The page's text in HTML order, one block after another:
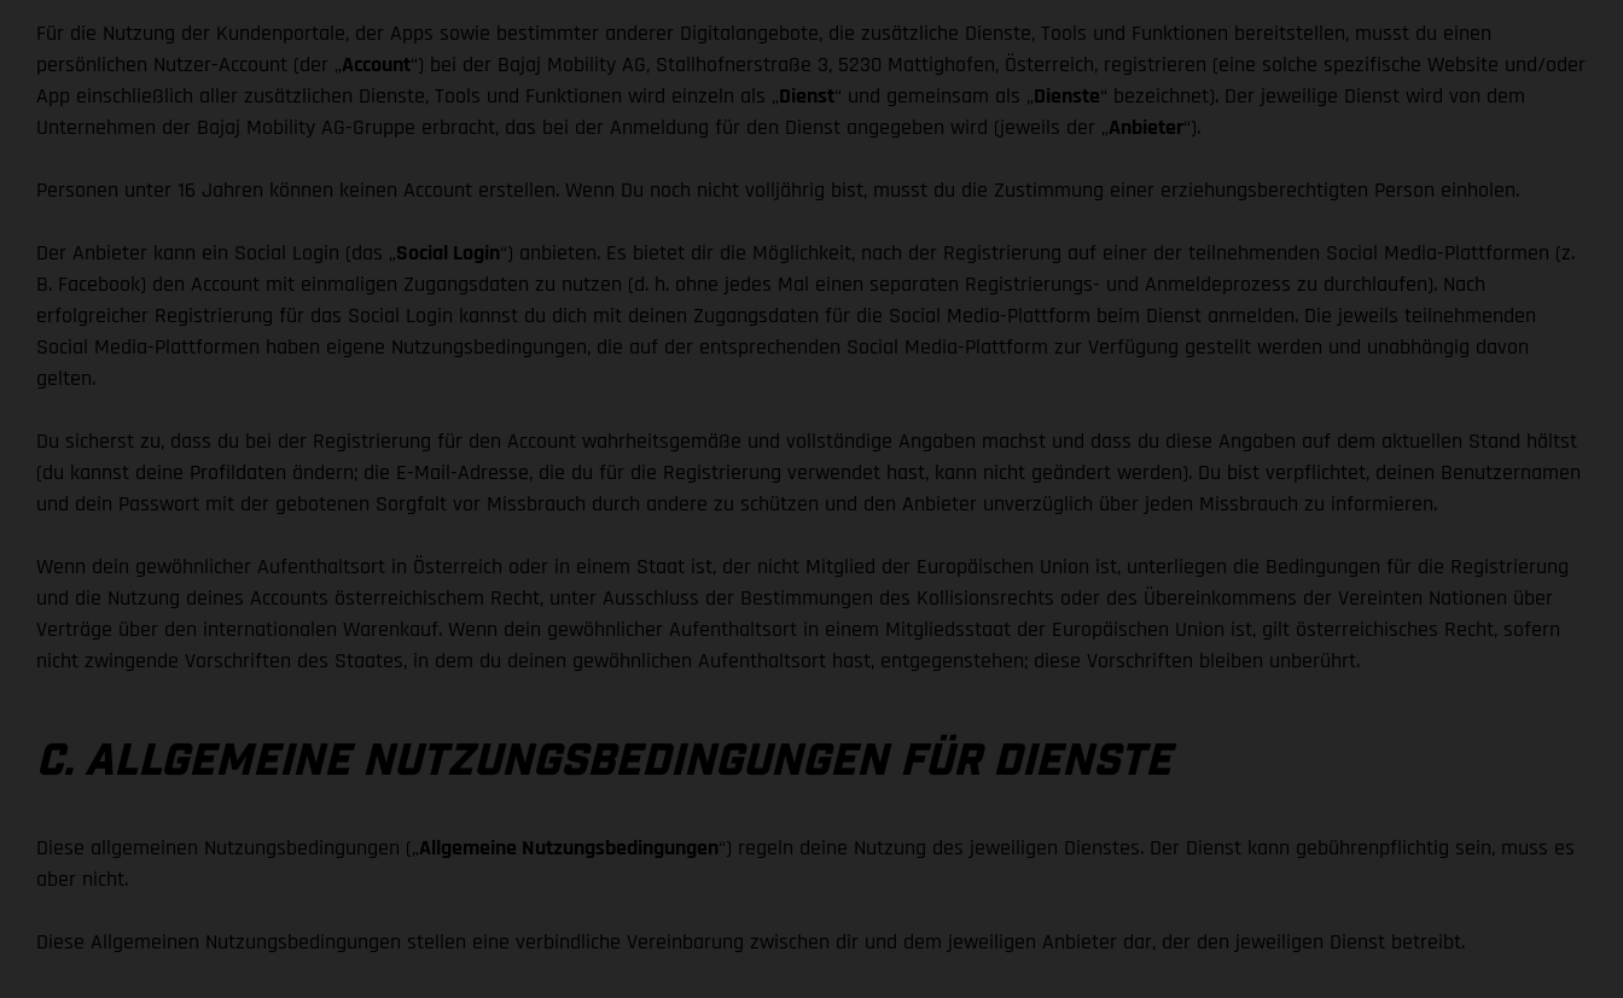
Für die Nutzung der Kundenportale, der Apps sowie bestimmter anderer Digitalangebote, die zusätzliche Dienste, Tools und Funktionen bereitstellen, musst du einen
persönlichen Nutzer-Account (der „Account“) bei der Bajaj Mobility AG, Stallhofnerstraße 3, 5230 Mattighofen, Österreich, registrieren (eine solche spezifische Website und/oder
App einschließlich aller zusätzlichen Dienste, Tools und Funktionen wird einzeln als „Dienst“ und gemeinsam als „Dienste“ bezeichnet). Der jeweilige Dienst wird von dem
Unternehmen der Bajaj Mobility AG-Gruppe erbracht, das bei der Anmeldung für den Dienst angegeben wird (jeweils der „Anbieter“).
Personen unter 16 Jahren können keinen Account erstellen. Wenn Du noch nicht volljährig bist, musst du die Zustimmung einer erziehungsberechtigten Person einholen.
Der Anbieter kann ein Social Login (das „Social Login“) anbieten. Es bietet dir die Möglichkeit, nach der Registrierung auf einer der teilnehmenden Social Media-Plattformen (z.
B. Facebook) den Account mit einmaligen Zugangsdaten zu nutzen (d. h. ohne jedes Mal einen separaten Registrierungs- und Anmeldeprozess zu durchlaufen). Nach
erfolgreicher Registrierung für das Social Login kannst du dich mit deinen Zugangsdaten für die Social Media-Plattform beim Dienst anmelden. Die jeweils teilnehmenden
Social Media-Plattformen haben eigene Nutzungsbedingungen, die auf der entsprechenden Social Media-Plattform zur Verfügung gestellt werden und unabhängig davon
gelten.
Du sicherst zu, dass du bei der Registrierung für den Account wahrheitsgemäße und vollständige Angaben machst und dass du diese Angaben auf dem aktuellen Stand hältst
(du kannst deine Profildaten ändern; die E-Mail-Adresse, die du für die Registrierung verwendet hast, kann nicht geändert werden). Du bist verpflichtet, deinen Benutzernamen
und dein Passwort mit der gebotenen Sorgfalt vor Missbrauch durch andere zu schützen und den Anbieter unverzüglich über jeden Missbrauch zu informieren.
Wenn dein gewöhnlicher Aufenthaltsort in Österreich oder in einem Staat ist, der nicht Mitglied der Europäischen Union ist, unterliegen die Bedingungen für die Registrierung
und die Nutzung deines Accounts österreichischem Recht, unter Ausschluss der Bestimmungen des Kollisionsrechts oder des Übereinkommens der Vereinten Nationen über
Verträge über den internationalen Warenkauf. Wenn dein gewöhnlicher Aufenthaltsort in einem Mitgliedsstaat der Europäischen Union ist, gilt österreichisches Recht, sofern
nicht zwingende Vorschriften des Staates, in dem du deinen gewöhnlichen Aufenthaltsort hast, entgegenstehen; diese Vorschriften bleiben unberührt.
C. ALLGEMEINE NUTZUNGSBEDINGUNGEN FÜR DIENSTE
Diese allgemeinen Nutzungsbedingungen („Allgemeine Nutzungsbedingungen“) regeln deine Nutzung des jeweiligen Dienstes. Der Dienst kann gebührenpflichtig sein, muss es
aber nicht.
Diese Allgemeinen Nutzungsbedingungen stellen eine verbindliche Vereinbarung zwischen dir und dem jeweiligen Anbieter dar, der den jeweiligen Dienst betreibt.